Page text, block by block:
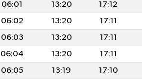
06:01 13:20 17:12
06:02 13:20 17:11
06:03 13:20 17:11
06:04 13:20 17:11
06:05 13:19 17:10